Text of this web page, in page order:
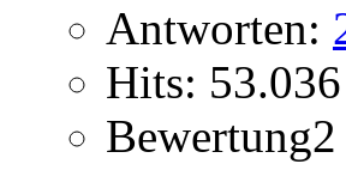
Antworten:
Hits: 53.036